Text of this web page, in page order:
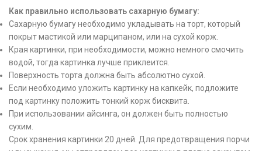
Как правильно использовать сахарную бумагу:
Сахарную бумагу необходимо укладывать на торт, который
покрыт мастикой или марципаном, или на сухой корж.
Края картинки, при необходимости, можно немного смочить
водой, тогда картинка лучше приклеится.
Поверхность торта должна быть абсолютно сухой.
Если необходимо уложить картинку на капкейк, подложите
под картинку положить тонкий корж бисквита.
При использовании айсинга, он должен быть полностью
сухим.
Срок хранения картинки 20 дней. Для предотвращения порчи